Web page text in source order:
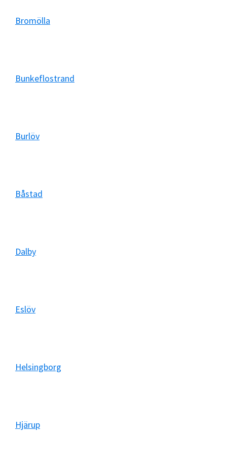
Bromölla
Bunkeflostrand
Burlöv
Båstad
Dalby
Eslöv
Helsingborg
Hjärup